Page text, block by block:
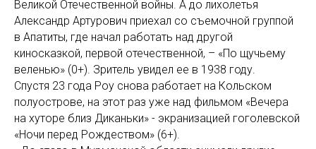
Великой Отечественной войны. А до лихолетья
Александр Артурович приехал со съемочной группой
в Апатиты, где начал работать над другой
киносказкой, первой отечественной, – «По щучьему
веленью» (0+). Зритель увидел ее в 1938 году.
Спустя 23 года Роу снова работает на Кольском
полуострове, на этот раз уже над фильмом «Вечера
на хуторе близ Диканьки» - экранизацией гоголевской
«Ночи перед Рождеством» (6+).